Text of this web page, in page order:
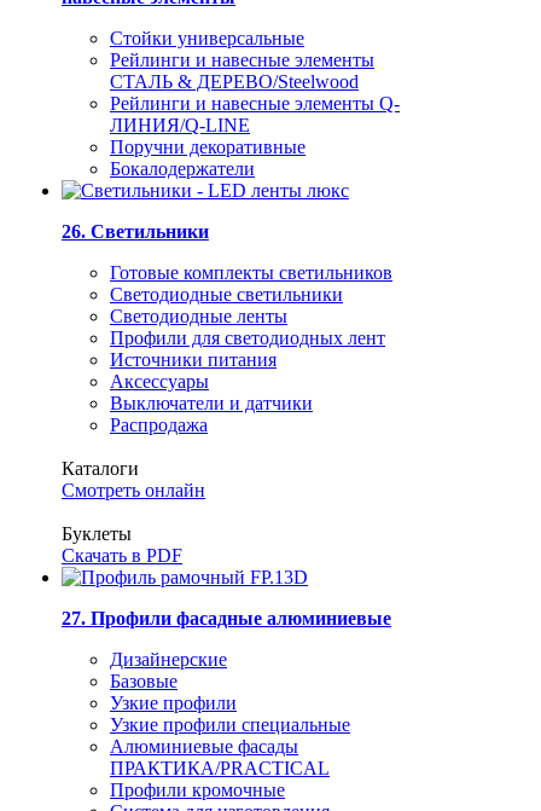
Стойки универсальные
Рейлинги и навесные элементы
СТАЛЬ & ДЕРЕВО/Steelwood
Рейлинги и навесные элементы Q-
ЛИНИЯ/Q-LINE
Поручни декоративные
Бокалодержатели
26. Светильники
Готовые комплекты светильников
Светодиодные светильники
Светодиодные ленты
Профили для светодиодных лент
Источники питания
Аксессуары
Выключатели и датчики
Распродажа
Каталоги
Смотреть онлайн
Буклеты
Скачать в PDF
27. Профили фасадные алюминиевые
Дизайнерские
Базовые
Узкие профили
Узкие профили специальные
Алюминиевые фасады
ПРАКТИКА/PRACTICAL
Профили кромочные